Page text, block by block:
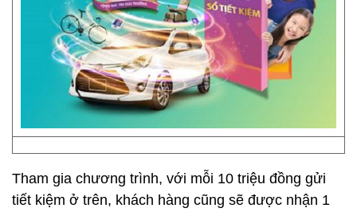
Tham gia chương trình, với mỗi 10 triệu đồng gửi
tiết kiệm ở trên, khách hàng cũng sẽ được nhận 1